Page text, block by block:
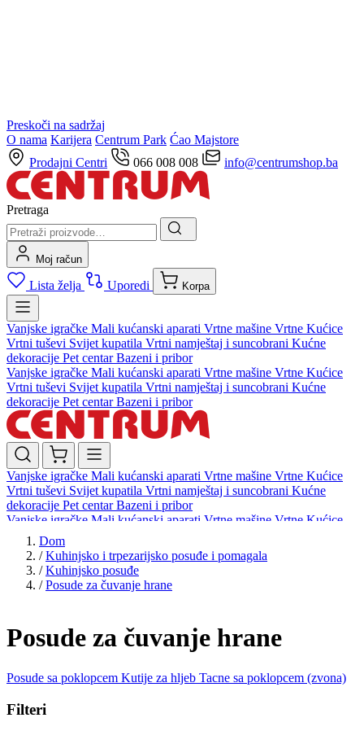
Preskoči na sadržaj
O nama Karijera Centrum Park Ćao Majstore
Prodajni Centri
066 008 008 info@centrumshop.ba
Pretraga
Moj račun
Lista želja Uporedi Korpa
Vanjske igračke Mali kućanski aparati Vrtne mašine Vrtne Kućice
Vrtni tuševi Svijet kupatila Vrtni namještaj i suncobrani Kućne
dekoracije Pet centarBazeni i pribor
Vanjske igračke Mali kućanski aparati Vrtne mašine Vrtne Kućice
Vrtni tuševi Svijet kupatila Vrtni namještaj i suncobrani Kućne
dekoracije Pet centarBazeni i pribor
Vanjske igračke Mali kućanski aparati Vrtne mašine Vrtne Kućice
Vrtni tuševi Svijet kupatila Vrtni namještaj i suncobrani Kućne
dekoracije Pet centarBazeni i pribor
Vanjske igračke Mali kućanski aparati Vrtne mašine Vrtne Kućice
Vrtni tuševi
dekoracijePet centar Bazeni i pribor
Dom
/ Kuhinjsko i trpezarijsko posuđe i pomagala
/ Kuhinjsko posuđe
/ Posude za čuvanje hrane
Posude za čuvanje hrane
Posude sa poklopcem Kutije za hljeb Tacne sa poklopcem (zvona)
Filteri